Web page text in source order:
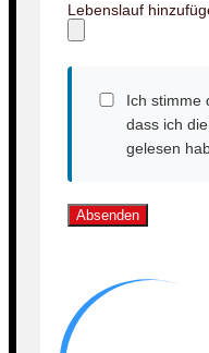
Lebenslauf
Ich stimme
dass ich die
gelesen
Absenden